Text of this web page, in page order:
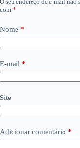
O seu endereço de e-mail não
com *
Nome *
E-mail *
Site
Adicionar comentário *